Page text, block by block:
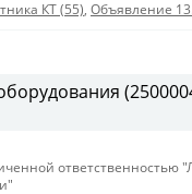
КТ (55), Объявление
ответственностью